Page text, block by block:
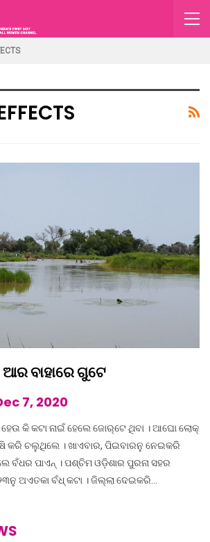
ବାହାରେ ଗୁଟେ
7, 2020
କି କଟା ନାଇଁ ହେଲେ ଜୋର୍‌ଟେ ଥିବା । ଆଘୋ ଲୋକ୍
କରି ଚଲୁଥିଲେ । ଖାଏବାର, ପିଇବାରନୁ ନେଇକରି
ବଁଧର ପାଏନ୍ । ପଶ୍ଚିମ ଓଡ଼ିଶାର ପୁରନା ସହର
ଅଏତକା ବଁଧ୍ କଟା । ଜିଲ୍ଲା ଦେଇକରି…